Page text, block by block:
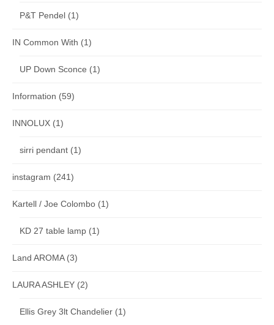
P&T Pendel (1)
IN Common With (1)
UP Down Sconce (1)
Information (59)
INNOLUX (1)
sirri pendant (1)
instagram (241)
Kartell / Joe Colombo (1)
KD 27 table lamp (1)
Land AROMA(3)
LAURA ASHLEY (2)
Ellis Grey 3lt Chandelier (1)